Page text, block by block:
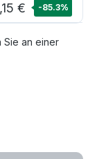
€ -85.3%
Sie an einer